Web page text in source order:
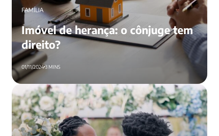
FAMÍLIA
Imóvel de herança: o cônjuge tem
direito?
01/11/20243 MINS
Licença casamento: entenda como funciona